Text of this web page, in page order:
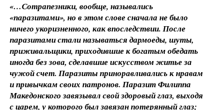
«…Сотрапезники, вообще, назывались
«паразитами», но в этом слове сначала не было
ничего укоризненного, как впоследствии. После
паразитами стали называться дармоеды, шуты,
приживальщики, приходившие к богатым обедать
иногда без зова, сделавшие искусством житье за
чужой счет. Паразиты приноравливались к нравам
и привычкам своих патронов. Паразит Филиппа
Македонского завязывал свой здоровый глаз, выходя
с царем, у которого был завязан потерянный глаз;